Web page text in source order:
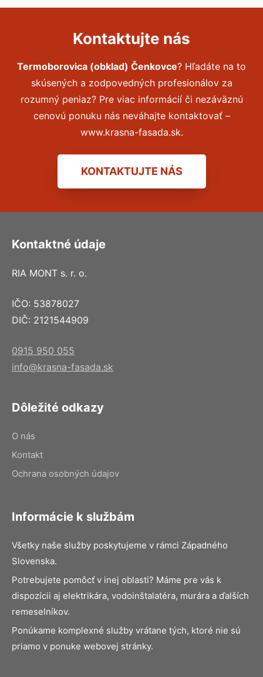
Kontaktujte nás
Termoborovica (obklad) Čenkovce? Hľadáte na to
skúsených a zodpovedných profesionálov za
rozumný peniaz? Pre viac informácií či nezáväznú
cenovú ponuku nás neváhajte kontaktovať –
www.krasna-fasada.sk.
KONTAKTUJTE NÁS
Kontaktné údaje
RIA MONT s. r. o.
IČO: 53878027
DIČ: 2121544909
0915 950 055
info@krasna-fasada.sk
Dôležité odkazy
O nás
Kontakt
Ochrana osobných údajov
Informácie k službám
Všetky naše služby poskytujeme v rámci Západného
Slovenska.
Potrebujete pomôcť v inej oblasti? Máme pre vás k
dispozícii aj elektrikára, vodoinštalatéra, murára a ďalších
remeselníkov.
Ponúkame komplexné služby vrátane tých, ktoré nie sú
priamo v ponuke webovej stránky.